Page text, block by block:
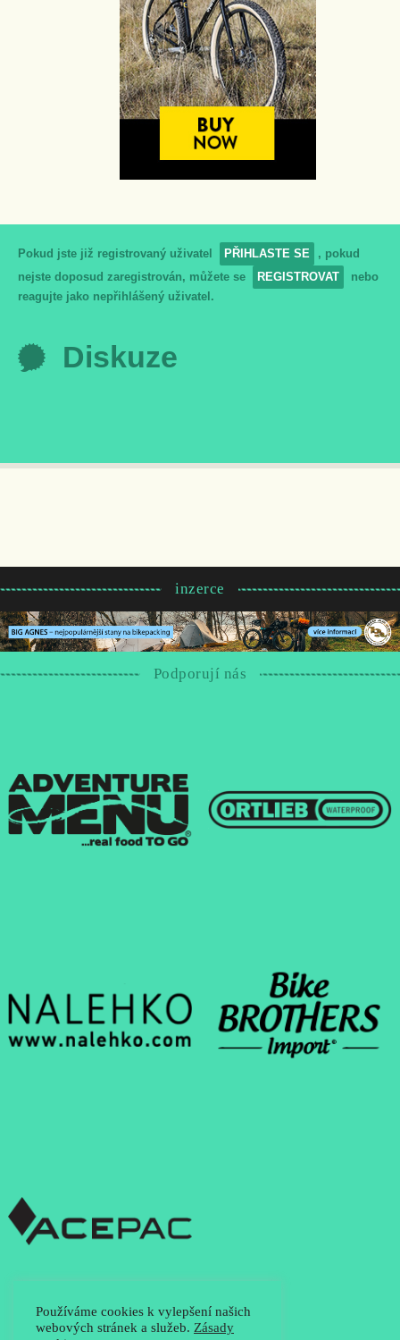
Pokud jste již registrovaný uživatel PŘIHLASTE SE
, pokud
nejste doposud zaregistrován, můžete se
REGISTROVAT
nebo
reagujte jako nepřihlášený uživatel.
Diskuze
inzerce
Podporují nás
Používáme cookies k vylepšení našich
webových stránek a služeb. Zásady